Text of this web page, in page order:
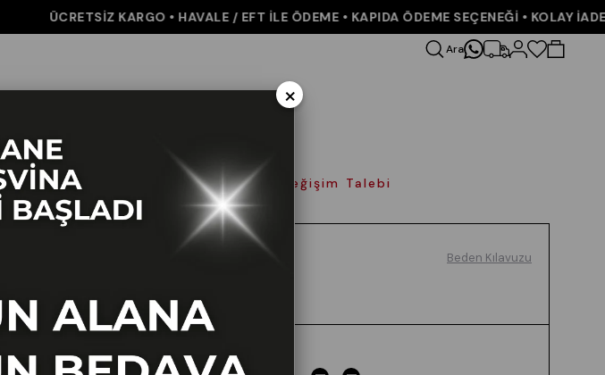
ÜCRETSİZ KARGO • HAVALE / EFT İLE ÖDEME • KAPIDA ÖDEME SEÇENEĞİ • KOLAY İADE
Ara
Takım Aksesuar Kolay İade Değişim Talebi
Beden
Beden Kılavuzu
×